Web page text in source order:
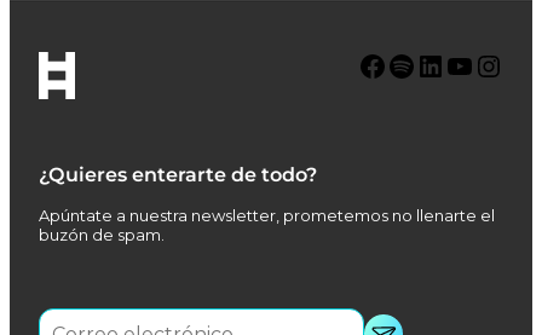
¿Quieres enterarte de todo?
Apúntate a nuestra newsletter, prometemos no llenarte el
buzón de spam.
Facebook Spotify LinkedIn YouTube Instagram